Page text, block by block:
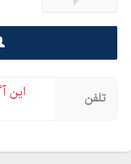
تلفن این